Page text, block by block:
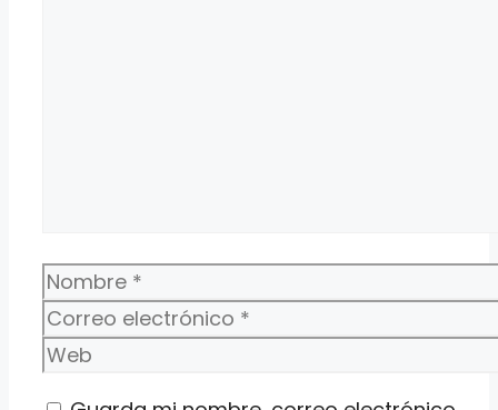
Nombre
Correo
electrónico
Web